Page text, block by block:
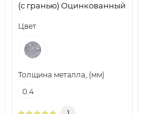
(с гранью) Оцинкованный
Цвет
Толщина металла, (мм)
0.4